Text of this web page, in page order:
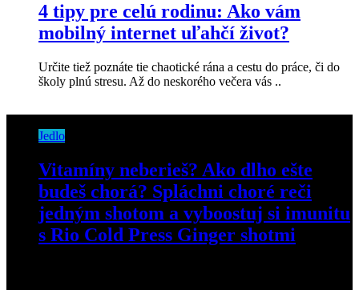
4 tipy pre celú rodinu: Ako vám
mobilný internet uľahčí život?
Určite tiež poznáte tie chaotické rána a cestu do práce, či do
školy plnú stresu. Až do neskorého večera vás ..
Jedlo
Vitamíny neberieš? Ako dlho ešte
budeš chorá? Spláchni choré reči
jedným shotom a vyboostuj si imunitu
s Rio Cold Press Ginger shotmi